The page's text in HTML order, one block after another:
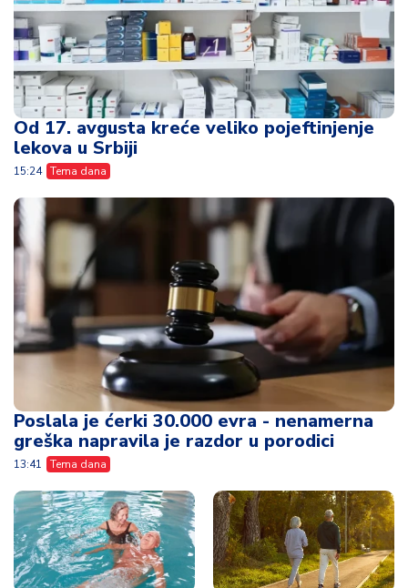
Od 17. avgusta kreće veliko pojeftinjenje
lekova u Srbiji
15:24 Tema dana
Poslala je ćerki 30.000 evra - nenamerna
greška napravila je razdor u porodici
13:41 Tema dana